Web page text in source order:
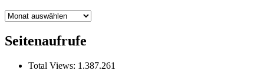
Archiv
Seitenaufrufe
Total Views: 1.387.261